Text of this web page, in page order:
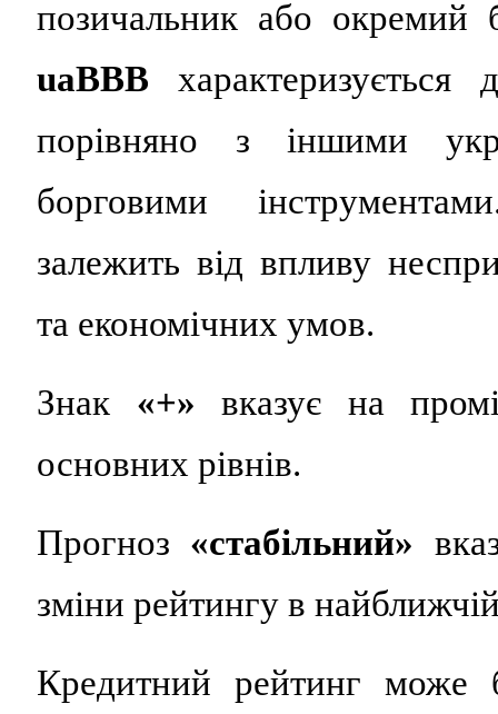
позичальник або окремий
uaBBB характеризується
порівняно з іншими
борговими
залежить від впливу
та економічних умов.
Знак «+» вказує на
основних рівнів.
Прогноз «стабільний»
зміни рейтингу в
Кредитний рейтинг може